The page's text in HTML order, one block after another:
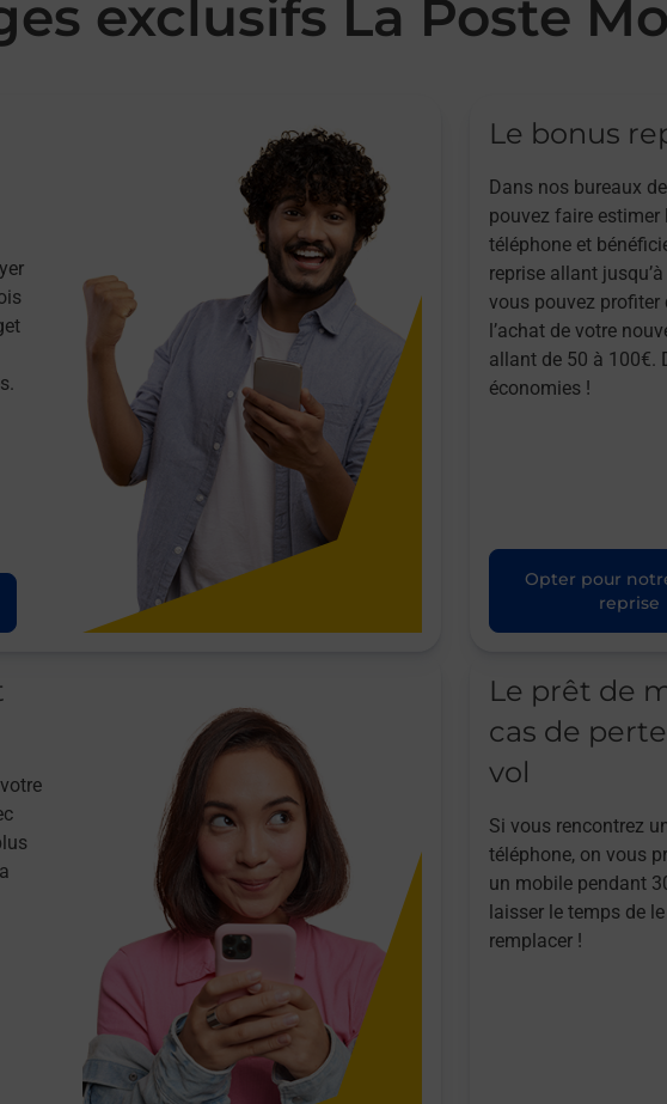
exclusifs La Poste
Le bonus
Dans nos bureaux
pouvez faire estimer
téléphone et
reprise allant
vous pouvez profiter
l’achat de votre
allant de 50 à 100€.
économies !
Opter pour
reprise
Le prêt de
cas de
vol
Si vous rencontrez
téléphone, on vous
un mobile pendant
laisser le temps de
remplacer !